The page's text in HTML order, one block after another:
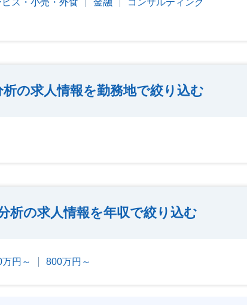
の求人情報を勤務地で絞り込む
析の求人情報を年収で絞り込む
円～ 800万円～